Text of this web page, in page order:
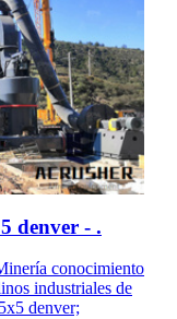
denver - .
conocimiento
industriales de
denver;